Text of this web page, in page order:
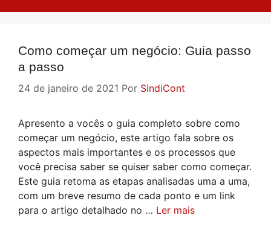
Como começar um negócio: Guia passo
a passo
24 de janeiro de 2021 Por SindiCont
Apresento a vocês o guia completo sobre como
começar um negócio, este artigo fala sobre os
aspectos mais importantes e os processos que
você precisa saber se quiser saber como começar.
Este guia retoma as etapas analisadas uma a uma,
com um breve resumo de cada ponto e um link
para o artigo detalhado no … Ler mais